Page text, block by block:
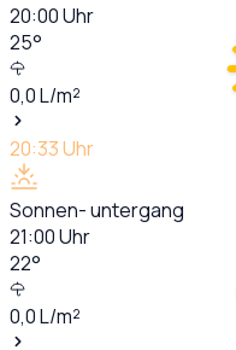
20:00Uhr
25°
0,0L/m²
20:33Uhr
Sonnen- untergang
21:00Uhr
22°
0,0L/m²